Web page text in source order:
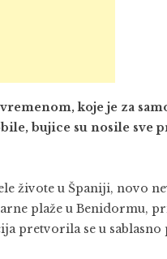
koje je za
bujice su nosile sve
živote u Španiji, novo
plaže u Benidormu,
pretvorila se u sablasno